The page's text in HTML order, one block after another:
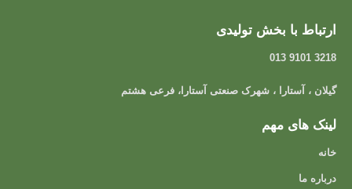
ارتباط با بخش تولیدی
3218 9101 013
گیلان ، آستارا ، شهرک صنعتی آستارا، فرعی هشتم
لینک های مهم
خانه
درباره ما